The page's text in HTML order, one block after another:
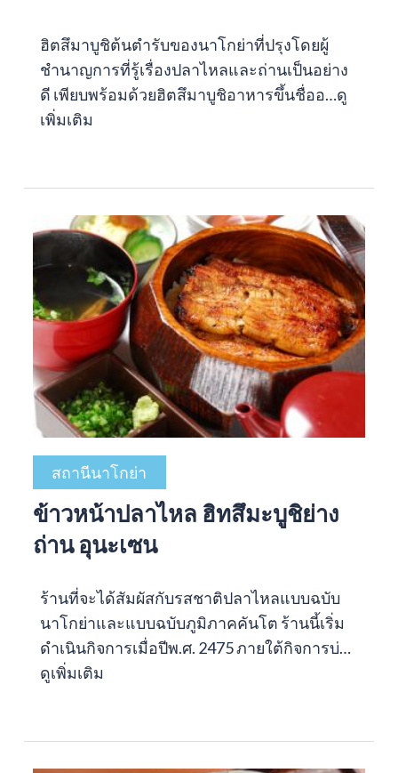
ฮิตสึมาบูชิต้นตำรับของนาโกย่าที่ปรุงโดยผู้
ชำนาญการที่รู้เรื่องปลาไหลและถ่านเป็นอย่าง
ดี เพียบพร้อมด้วยฮิตสึมาบูชิอาหารขึ้นชื่ออ…ดู
เพิ่มเติม
สถานีนาโกย่า
ข้าวหน้าปลาไหล ฮิทสึมะบูชิย่าง
ถ่าน อุนะเซน
ร้านที่จะได้สัมผัสกับรสชาติปลาไหลแบบฉบับ
นาโกย่าและแบบฉบับภูมิภาคคันโต ร้านนี้เริ่ม
ดำเนินกิจการเมื่อปีพ.ศ. 2475 ภายใต้กิจการบ่…
ดูเพิ่มเติม